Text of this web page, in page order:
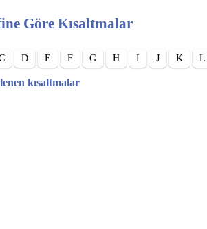
Göre Kısaltmalar
D E F G H I J K L
kısaltmalar